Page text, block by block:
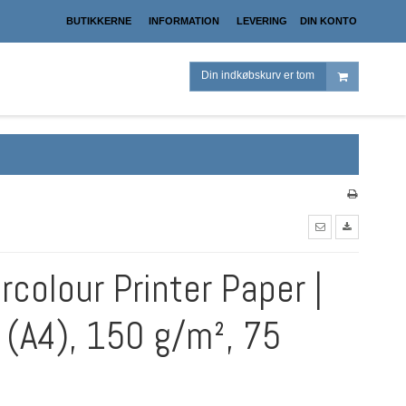
BUTIKKERNE INFORMATION LEVERING DIN KONTO
Din indkøbskurv er tom
Printer Paper |
150 g/m², 75